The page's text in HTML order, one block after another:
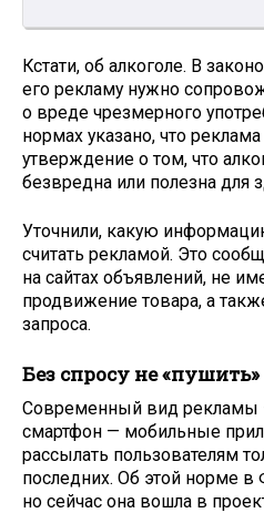
Кстати, об алкоголе. В
его рекламу нужно
о вреде чрезмерного
нормах указано, что
утверждение о том, что
безвредна или полезна для
Уточнили, какую
считать рекламой. Это
на сайтах объявлений, не
продвижение товара, а
запроса.
Без спросу не «пушить»
Современный вид рекламы
смартфон — мобильные
рассылать пользователям
последних. Об этой норме
но сейчас она вошла в